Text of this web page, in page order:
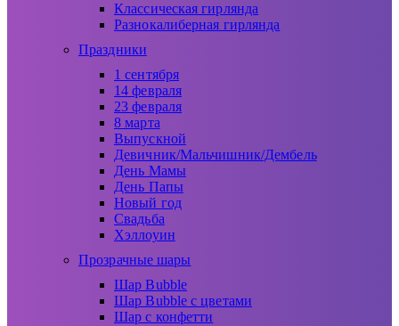
Классическая гирлянда
Разнокалиберная гирлянда
Праздники
1 сентября
14 февраля
23 февраля
8 марта
Выпускной
Девичник/Мальчишник/Дембель
День Мамы
День Папы
Новый год
Свадьба
Хэллоуин
Прозрачные шары
Шар Bubble
Шар Bubble с цветами
Шар с конфетти